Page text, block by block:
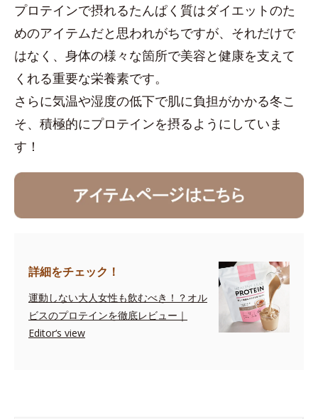
プロテインで摂れるたんぱく質はダイエットのた
めのアイテムだと思われがちですが、それだけで
はなく、身体の様々な箇所で美容と健康を支えて
くれる重要な栄養素です。
さらに気温や湿度の低下で肌に負担がかかる冬こ
そ、積極的にプロテインを摂るようにしていま
す！
詳細をチェック！
運動しない大人女性も飲むべき！？オル
ビスのプロテインを徹底レビュー｜
Editor‘s view